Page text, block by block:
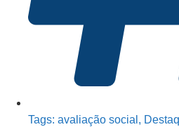
Tags: avaliação social ,